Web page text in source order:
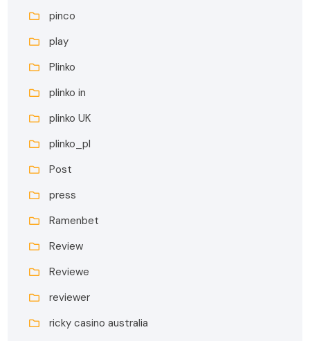
pinco
play
Plinko
plinko in
plinko UK
plinko_pl
Post
press
Ramenbet
Review
Reviewe
reviewer
ricky casino australia